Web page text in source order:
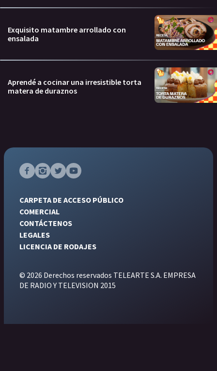
Exquisito matambre arrollado con
ensalada
Aprendé a cocinar una irresistible torta
matera de duraznos
CARPETA DE ACCESO PÚBLICO
COMERCIAL
CONTÁCTENOS
LEGALES
LICENCIA DE RODAJES
© 2026 Derechos reservados TELEARTE S.A. EMPRESA
DE RADIO Y TELEVISION 2015